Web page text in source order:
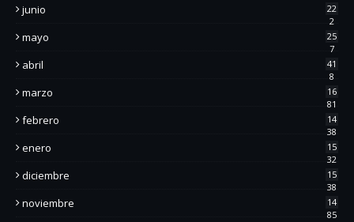
junio
22
2
mayo
25
7
abril
41
8
marzo
16
81
febrero
14
38
enero
15
32
diciembre
15
38
noviembre
14
85